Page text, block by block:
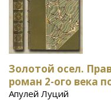
Золотой осел.
роман 2-ого века
Апулей Луций